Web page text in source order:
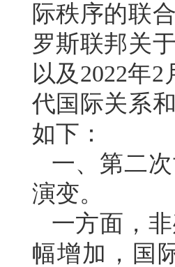
际秩序的联
罗斯联邦关
以及2022年
代国际关系
如下：
一、第二
演变。
一方面，
幅增加，国